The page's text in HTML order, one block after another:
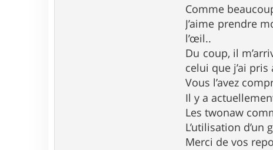
g
e
Comme
J’aime prendre
l’œil..
Du coup, il
celui que j’ai pris
Vous l’avez
Il y a
Les twonaw
L’utilisation
Merci de vos